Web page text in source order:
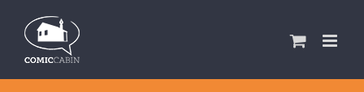
Inhalt
springen